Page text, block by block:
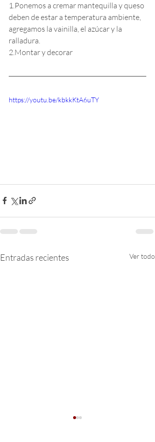
1.Ponemos a cremar mantequilla y queso
deben de estar a temperatura ambiente,
agregamos la vainilla, el azúcar y la
ralladura.
2.Montar y decorar
https://youtu.be/kbkkKtA6uTY
Entradas recientes Ver todo